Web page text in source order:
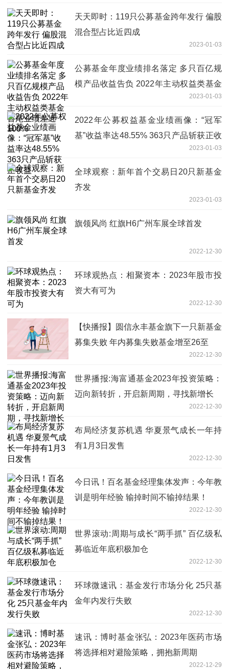
天天即时：119只公募基金跨年发行 偏股
混合型占比近四成
2023-01-03
公募基金年度业绩排名落定 多只百亿规
模产品收益告负 2022年主动权益类基金
2023-01-03
2022年公募权益基金业绩画像：“冠军
基”收益率达48.55% 363只产品斩获正收
2023-01-03
全球观察：新年首个交易日20只新基金
齐发
2023-01-03
旗领风尚 红旗H6广州车展全球首发
2022-12-30
环球观热点：相聚资本：2023年股市投
资大有可为
2022-12-30
【快播报】圆信永丰基金旗下一只新基金
募集失败 年内募集失败基金增至26至
2022-12-30
世界播报:海富通基金2023年投资策略：
迈向新转折，开启新周期，寻找新增长
2022-12-30
布局经济复苏机遇 华夏景气成长一年持
有1月3日发售
2022-12-30
今日讯！百名基金经理集体发声：今年教
训是明年经验 输掉时间不输掉结果！
2022-12-30
世界滚动:周期与成长“两手抓” 百亿级私
募临近年底积极加仓
2022-12-30
环球微速讯：基金发行市场分化 25只基
金年内发行失败
2022-12-30
速讯：博时基金张弘：2023年医药市场
将选择相对避险策略，拥抱新周期
2022-12-29